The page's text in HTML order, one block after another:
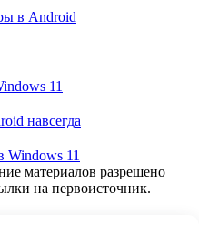
в Android
11
навсегда
Windows 11
материалов разрешено
на первоисточник.